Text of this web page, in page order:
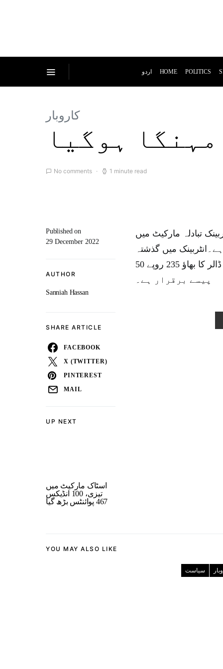
اردو HOME POLITICS
کاروبار
ہوگیا
No comments 1 minute read
UP NEXT
اسٹاک مارکیٹ میں
تیزی، 100 انڈیکس
467 پوائنٹس بڑھ گیا
Published on
29 December 2022
AUTHOR
Sanniah Hassan
SHARE ARTICLE
FACEBOOK
X (TWITTER)
PINTEREST
MAIL
ہوگیا۔ انٹربینک تبادلہ مارکیٹ میں
ڈالرکا بھاؤ 226 روپے 41 پیسے ہے۔انٹربینک میں گذشتہ
روز ڈالر 226 روپے 37 پیسے پر بند ہوا تھا۔ اوپن مارکیٹ میں ڈالر کا بھاؤ 235 روپے 50
پیسے برقرار ہے۔
YOU MAY ALSO LIKE
سیاست